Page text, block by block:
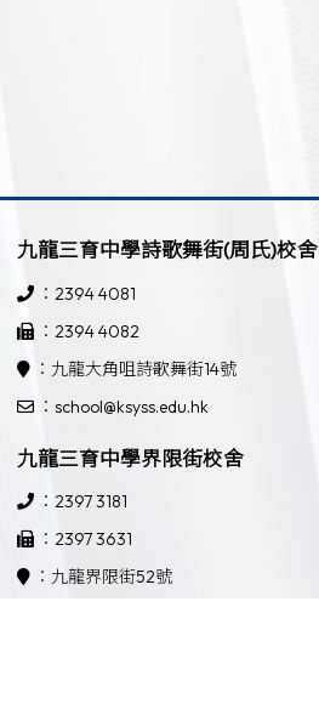
九龍三育中學詩歌舞街(周氏)校舍
：2394 4081
：2394 4082
：九龍大角咀詩歌舞街14號
：school@ksyss.edu.hk
九龍三育中學界限街校舍
：2397 3181
：2397 3631
：九龍界限街52號